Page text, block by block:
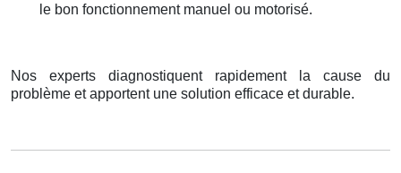
le bon fonctionnement manuel ou motorisé.
Nos experts diagnostiquent rapidement la cause du
problème et apportent une solution efficace et durable.